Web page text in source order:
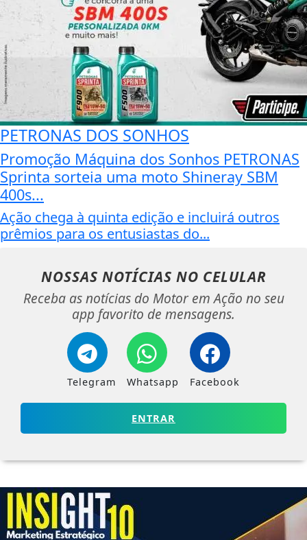
PETRONAS DOS SONHOS
Promoção Máquina dos Sonhos PETRONAS
Sprinta sorteia uma moto Shineray SBM
400s...
Ação chega à quinta edição e incluirá outros
prêmios para os entusiastas do...
NOSSAS NOTÍCIAS NO CELULAR
Receba as notícias do Motor em Ação no seu
app favorito de mensagens.
Telegram Whatsapp Facebook
ENTRAR